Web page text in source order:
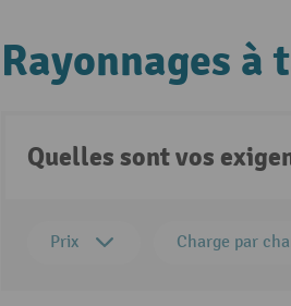
Rayonnages
Quelles sont vos
Prix Charge par